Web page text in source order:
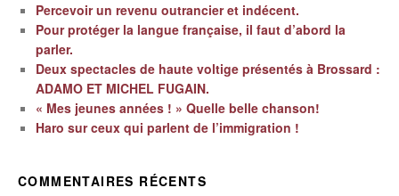
Percevoir un revenu outrancier et indécent.
Pour protéger la langue française, il faut d’abord la
parler.
Deux spectacles de haute voltige présentés à Brossard :
ADAMO ET MICHEL FUGAIN.
« Mes jeunes années ! » Quelle belle chanson!
Haro sur ceux qui parlent de l’immigration !
COMMENTAIRES RÉCENTS